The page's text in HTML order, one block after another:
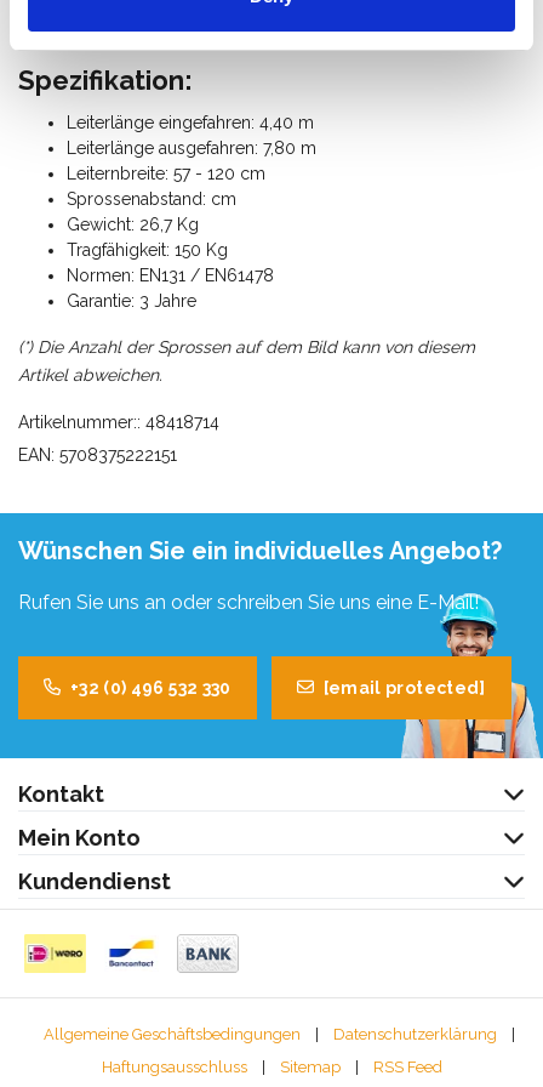
das Übersehen der niedrigsten Stufe.
Spezifikation:
Leiterlänge eingefahren: 4,40 m
Leiterlänge ausgefahren: 7,80 m
Leiternbreite: 57 - 120 cm
Sprossenabstand: cm
Gewicht: 26,7 Kg
Tragfähigkeit: 150 Kg
Normen: EN131 / EN61478
Garantie: 3 Jahre
(*) Die Anzahl der Sprossen auf dem Bild kann von diesem
Artikel abweichen.
Artikelnummer:: 48418714
EAN: 5708375222151
Wünschen Sie ein individuelles Angebot?
Rufen Sie uns an oder schreiben Sie uns eine E-Mail!
+32 (0) 496 532 330 [email protected]
Kontakt
Mein Konto
Kundendienst
Allgemeine Geschäftsbedingungen | Datenschutzerklärung
|
Haftungsausschluss
| Sitemap | RSS Feed